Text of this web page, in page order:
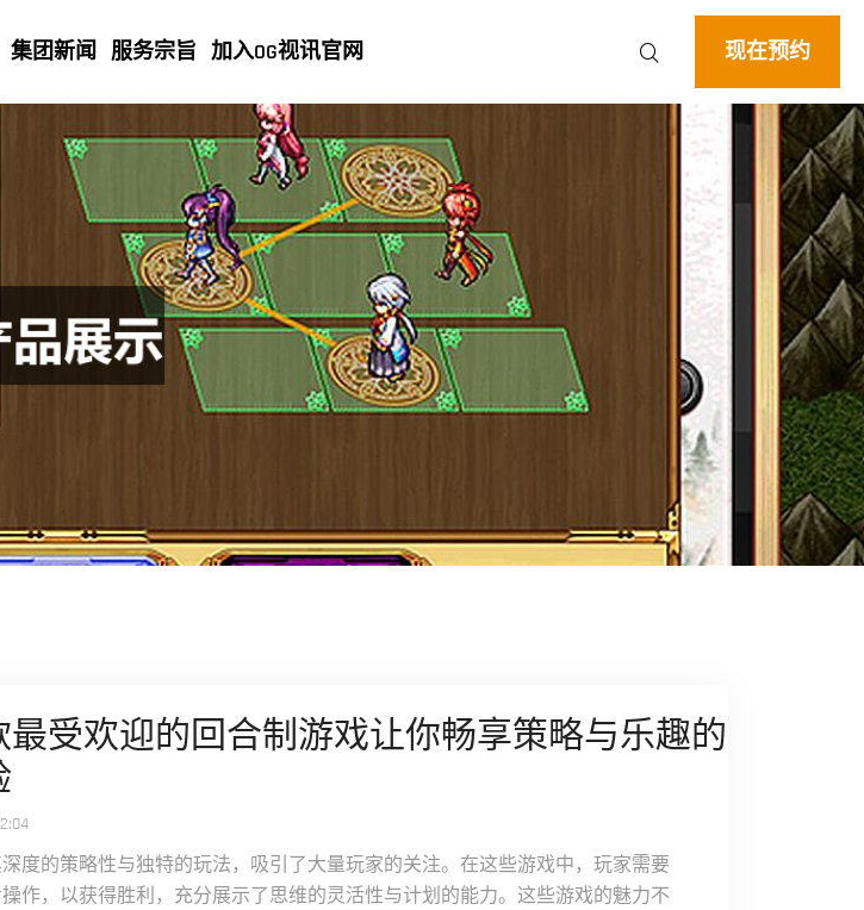
集团新闻 服务宗旨 加入OG视讯官网 现在预约
最受欢迎的回合制游戏让你畅享策略与乐趣的
度的策略性与独特的玩法，吸引了大量玩家的关注。在这些游戏中，玩家需要
作，以获得胜利，充分展示了思维的灵活性与计划的能力。这些游戏的魅力不